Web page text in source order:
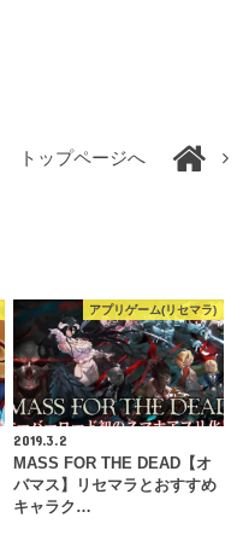
トップページへ
アプリゲーム(リセマラ)
2019.3.2
MASS FOR THE DEAD【オ
バマス】リセマラとおすすめ
キャラク…